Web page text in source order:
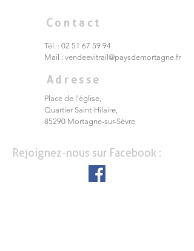
Contact
Tél. : 02 51 67 59 94
Mail : vendeevitrail@paysdemortagne.fr
Adresse
Place de l'église,
Quartier Saint-Hilaire,
85290 Mortagne-sur-Sèvre
Rejoignez-nous sur Facebook :